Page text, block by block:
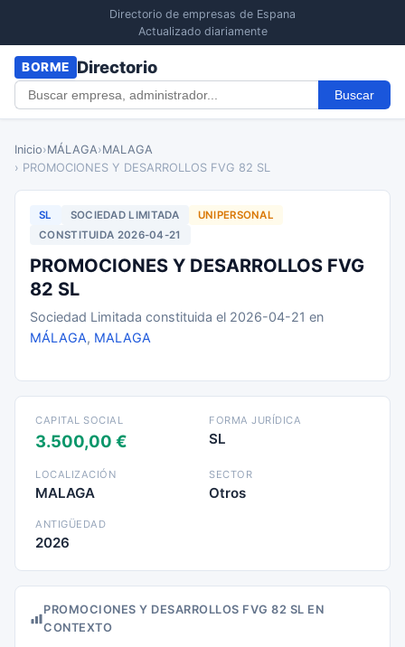
Directorio de empresas de Espana
Actualizado diariamente
BORME Directorio
Buscar
Inicio›MÁLAGA›MALAGA
› PROMOCIONES Y DESARROLLOS FVG 82 SL
SL SOCIEDAD LIMITADA
UNIPERSONAL
CONSTITUIDA 2026-04-21
PROMOCIONES Y DESARROLLOS FVG
82 SL
Sociedad Limitada constituida el 2026-04-21 en
MÁLAGA, MALAGA
CAPITAL SOCIAL
3.500,00 €
FORMA JURÍDICA
SL
LOCALIZACIÓN
MALAGA
SECTOR
Otros
ANTIGÜEDAD
2026
PROMOCIONES Y DESARROLLOS FVG 82 SL EN
CONTEXTO